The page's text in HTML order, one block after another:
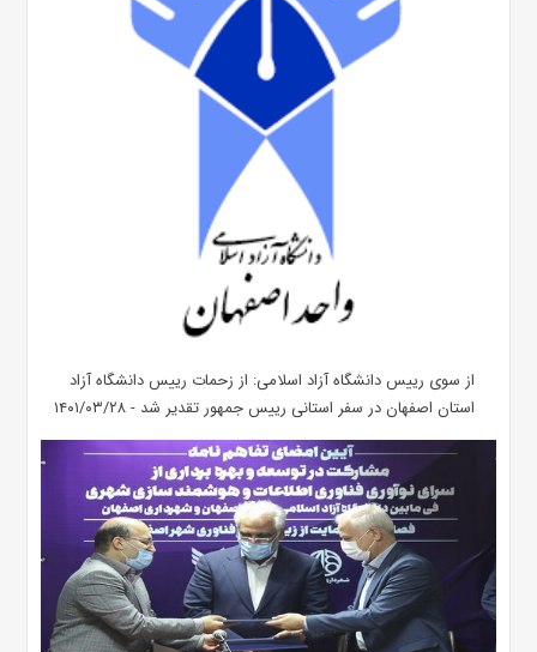
از سوی رییس دانشگاه آزاد اسلامی: از زحمات رییس دانشگاه آزاد
استان اصفهان در سفر استانی رییس جمهور تقدیر شد - ۱۴۰۱/۰۳/۲۸